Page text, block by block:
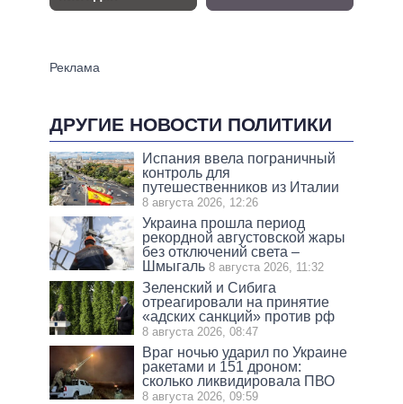
ДРУГИЕ НОВОСТИ ПОЛИТИКИ
Испания ввела пограничный
контроль для
путешественников из Италии
8 августа 2026, 12:26
Украина прошла период
рекордной августовской жары
без отключений света –
Шмыгаль 8 августа 2026, 11:32
Зеленский и Сибига
отреагировали на принятие
«адских санкций» против рф
8 августа 2026, 08:47
Враг ночью ударил по Украине
ракетами и 151 дроном:
сколько ликвидировала ПВО
8 августа 2026, 09:59